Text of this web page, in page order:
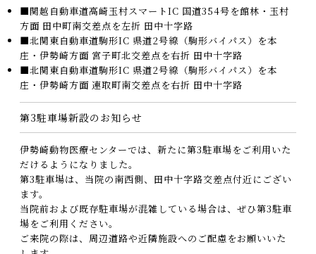
■関越自動車道高崎玉村スマートIC 国道354号を館林・玉村
方面 田中町南交差点を左折 田中十字路
■北関東自動車道駒形IC 県道2号線（駒形バイパス）を本
庄・伊勢崎方面 宮子町北交差点を右折 田中十字路
■北関東自動車道駒形IC 県道2号線（駒形バイパス）を本
庄・伊勢崎方面 連取町南交差点を右折 田中十字路
第3駐車場新設のお知らせ
伊勢崎動物医療センターでは、新たに第3駐車場をご利用いた
だけるようになりました。
第3駐車場は、当院の南西側、田中十字路交差点付近にござい
ます。
当院前および既存駐車場が混雑している場合は、ぜひ第3駐車
場をご利用ください。
ご来院の際は、周辺道路や近隣施設へのご配慮をお願いいた